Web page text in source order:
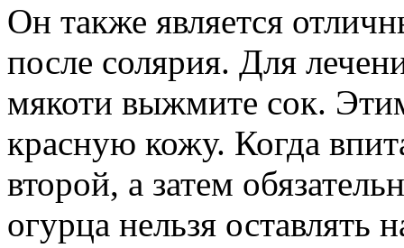
Он также является
после солярия. Для
мякоти выжмите сок.
красную кожу. Когда
второй, а затем
огурца нельзя оставлять